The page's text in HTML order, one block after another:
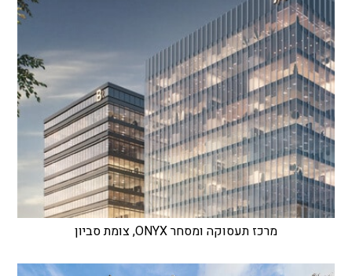
מרכז תעסוקה ומסחר ONYX, צומת סביון